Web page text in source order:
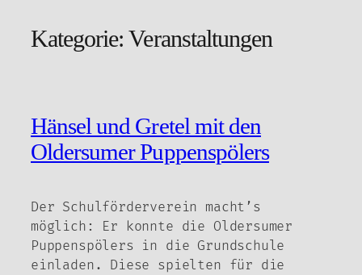
Kategorie:Veranstaltungen
Hänsel und Gretel mit den
Oldersumer Puppenspölers
Der Schulförderverein macht’s
möglich: Er konnte die Oldersumer
Puppenspölers in die Grundschule
einladen. Diese spielten für die